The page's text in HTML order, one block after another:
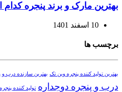
بهترین مارک و برند پنجره
10 اسفند 1401
برچسب ها
بهترین تولید کننده پنجره وین تک بهترین سازنده درب و
درب و پنجره دوجداره تولید کننده